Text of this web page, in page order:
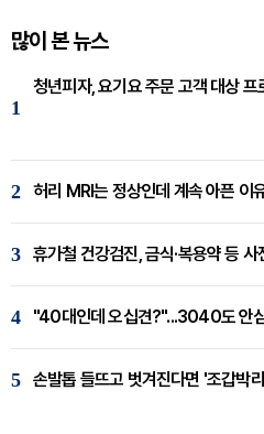
많이 본 뉴스
1
청년피자, 요기요 주문 고객 대상 프
2 허리 MRI는 정상인데 계속 아픈 이
3 휴가철 건강검진, 금식·복용약 등
4 "40대인데 오십견?"...3040도 안
5 손발톱 들뜨고 벗겨진다면 '조갑박